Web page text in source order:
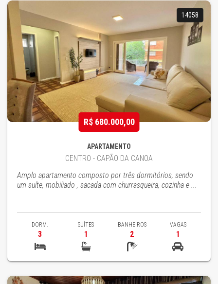
14058
R$ 680.000,00
APARTAMENTO
CENTRO - CAPÃO DA CANOA
Amplo apartamento composto por três dormitórios, sendo
um suíte, mobiliado , sacada com churrasqueira, cozinha e ...
DORM.
3
SUÍTES
1
BANHEIROS
2
VAGAS
1